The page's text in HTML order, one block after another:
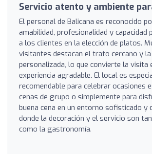
Servicio atento y ambiente
El personal de Balicana es reconocido
amabilidad, profesionalidad y capacidad
a los clientes en la elección de platos.
visitantes destacan el trato cercano y
personalizada, lo que convierte la visita
experiencia agradable. El local es
recomendable para celebrar ocasiones
cenas de grupo o simplemente para
buena cena en un entorno sofisticado y
donde la decoración y el servicio son
como la gastronomía.